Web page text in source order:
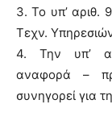
3. Το υπ’ αριθ.
Τεχν.
4. Την υπ’
αναφορά –
συνηγορεί για